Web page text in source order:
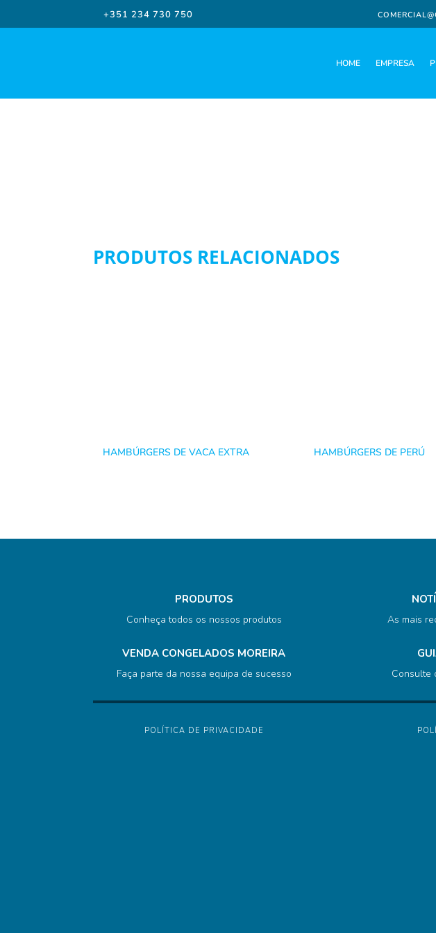
+351 234 730 750
HOME EMPRESA
PRODUTOS RELACIONADOS
HAMBÚRGERS DE VACA EXTRA HAMBÚRGERS DE PERÚ
PRODUTOS
Conheça todos os nossos produtos
VENDA CONGELADOS MOREIRA
Faça parte da nossa equipa de sucesso
As mais
Consulte
POLÍTICA DE PRIVACIDADE